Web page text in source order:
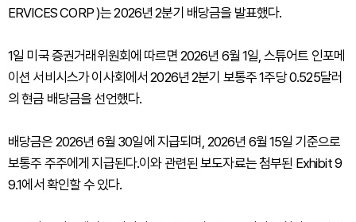
ERVICES CORP )는 2026년 2분기 배당금을 발표했다.
1일 미국 증권거래위원회에 따르면 2026년 6월 1일, 스튜어트 인포메
이션 서비시스가 이사회에서 2026년 2분기 보통주 1주당 0.525달러
의 현금 배당금을 선언했다.
배당금은 2026년 6월 30일에 지급되며, 2026년 6월 15일 기준으로
보통주 주주에게 지급된다.이와 관련된 보도자료는 첨부된 Exhibit 9
9.1에서 확인할 수 있다.